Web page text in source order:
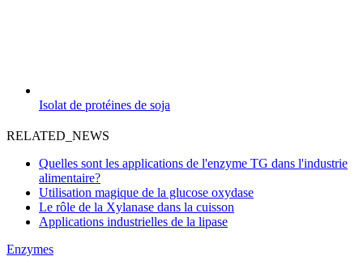
Isolat de protéines de soja
RELATED_NEWS
Quelles sont les applications de l'enzyme TG dans l'industrie
alimentaire?
Utilisation magique de la glucose oxydase
Le rôle de la Xylanase dans la cuisson
Applications industrielles de la lipase
Enzymes